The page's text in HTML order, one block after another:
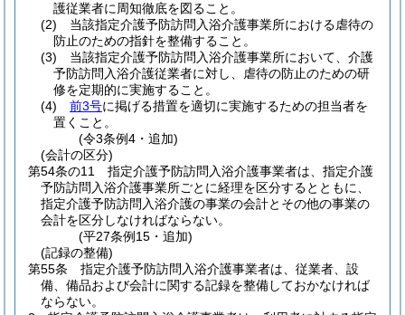
護従業者に周知徹底を図ること。
(2)
当該指定介護予防訪問入浴介護事業所における虐待の
防止のための指針を整備すること。
(3)
当該指定介護予防訪問入浴介護事業所において、介護
予防訪問入浴介護従業者に対し、虐待の防止のための研
修を定期的に実施すること。
(4)
前3号に掲げる措置を適切に実施するための担当者を
置くこと。
(令3条例4・追加)
(会計の区分)
第54条の11
指定介護予防訪問入浴介護事業者は、指定介護
予防訪問入浴介護事業所ごとに経理を区分するとともに、
指定介護予防訪問入浴介護の事業の会計とその他の事業の
会計を区分しなければならない。
(平27条例15・追加)
(記録の整備)
第55条
指定介護予防訪問入浴介護事業者は、従業者、設
備、備品および会計に関する記録を整備しておかなければ
ならない。